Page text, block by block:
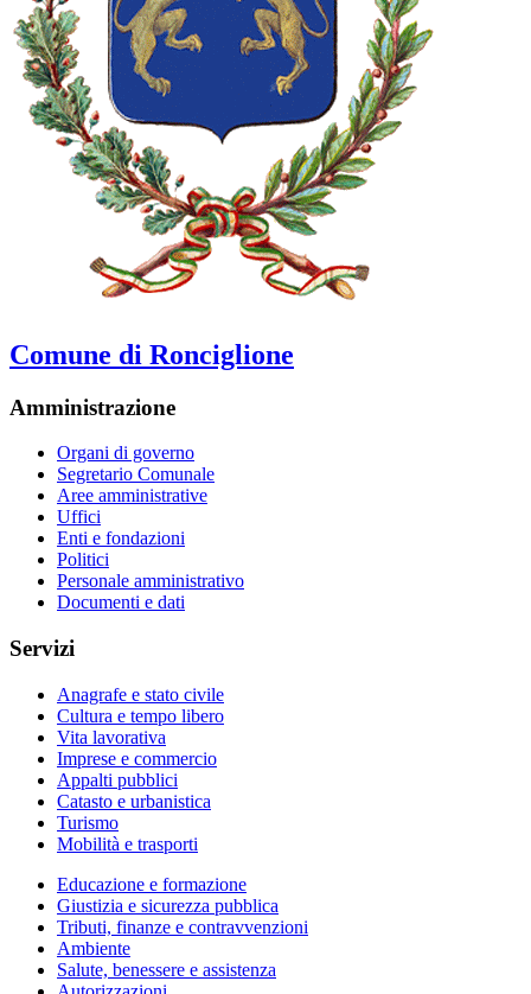
Comune di Ronciglione
Amministrazione
Organi di governo
Segretario Comunale
Aree amministrative
Uffici
Enti e fondazioni
Politici
Personale amministrativo
Documenti e dati
Servizi
Anagrafe e stato civile
Cultura e tempo libero
Vita lavorativa
Imprese e commercio
Appalti pubblici
Catasto e urbanistica
Turismo
Mobilità e trasporti
Educazione e formazione
Giustizia e sicurezza pubblica
Tributi, finanze e contravvenzioni
Ambiente
Salute, benessere e assistenza